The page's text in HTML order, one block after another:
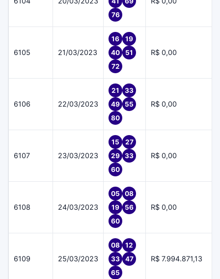
76
6105 21/03/2023
16
19
40
51
72
R$ 0,00
6106 22/03/2023
21
33
49
55
80
R$ 0,00
6107 23/03/2023
15
27
29
33
60
R$ 0,00
6108 24/03/2023
05
08
19
56
60
R$ 0,00
6109 25/03/2023
08
12
33
47
65
R$ 7.994.871,13